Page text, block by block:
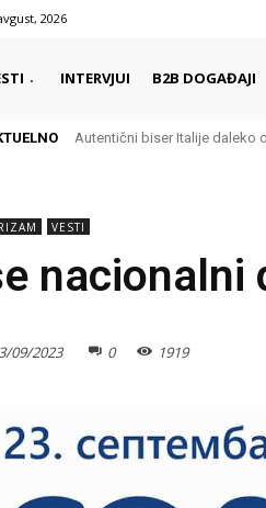
2026
INTERVJUI B2B DOGAĐAJI
Autentični biser Italije daleko
VESTI
nacionalni
09/2023 0 1919